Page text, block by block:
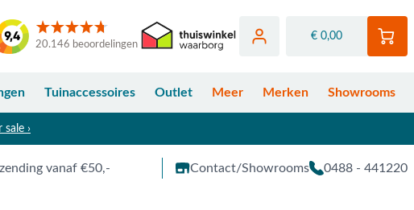
20.146 beoordelingen
€ 0,00
Tuinaccessoires Outlet Meer Merken Showrooms
sale ›
vanaf €50,- Contact/Showrooms 0488 - 441220